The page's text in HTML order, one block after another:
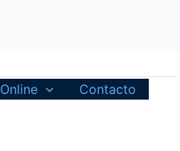
Online Contacto